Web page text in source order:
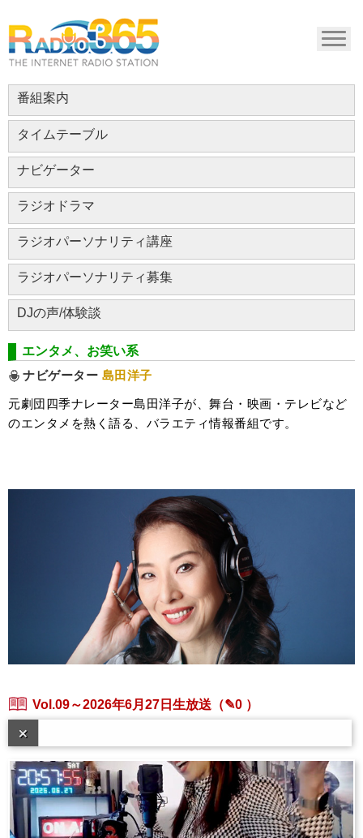
番組案内
タイムテーブル
ナビゲーター
ラジオドラマ
ラジオパーソナリティ講座
ラジオパーソナリティ募集
DJの声/体験談
エンタメ、お笑い系
ナビゲーター 島田洋子
元劇団四季ナレーター島田洋子が、舞台・映画・テレビなど
のエンタメを熱く語る、バラエティ情報番組です。
Vol.09～2026年6月27日生放送 （✎0 ）